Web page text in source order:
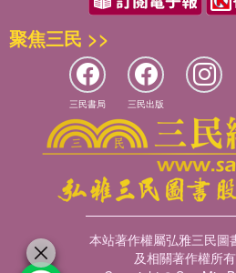
聚焦三民 >>
三民書局 三民出版
本站著作權屬弘雅三民圖
及相關著作權所